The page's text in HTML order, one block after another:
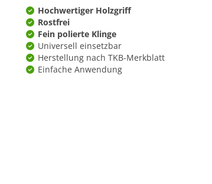
Hochwertiger Holzgriff
Rostfrei
Fein polierte Klinge
Universell einsetzbar
Herstellung nach TKB-Merkblatt
Einfache Anwendung